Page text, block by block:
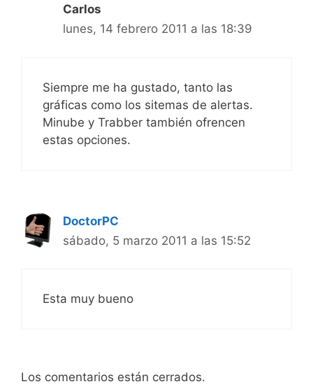
Carlos
lunes, 14 febrero 2011 a las 18:39
Siempre me ha gustado, tanto las
gráficas como los sitemas de alertas.
Minube y Trabber también ofrencen
estas opciones.
DoctorPC
sábado, 5 marzo 2011 a las 15:52
Esta muy bueno
Los comentarios están cerrados.